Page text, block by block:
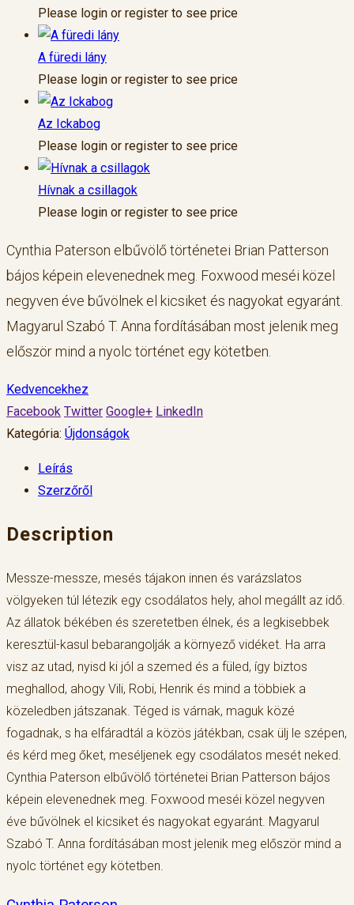
Please login or register to see price
A füredi lány
Please login or register to see price
Az Ickabog
Please login or register to see price
Hívnak a csillagok
Please login or register to see price
Cynthia Paterson elbűvölő történetei Brian Patterson
bájos képein elevenednek meg. Foxwood meséi közel
negyven éve bűvölnek el kicsiket és nagyokat egyaránt.
Magyarul Szabó T. Anna fordításában most jelenik meg
először mind a nyolc történet egy kötetben.
Kedvencekhez
Facebook Twitter Google+ LinkedIn
Kategória: Újdonságok
Leírás
Szerzőről
Description
Messze-messze, mesés tájakon innen és varázslatos
völgyeken túl létezik egy csodálatos hely, ahol megállt az idő.
Az állatok békében és szeretetben élnek, és a legkisebbek
keresztül-kasul bebarangolják a környező vidéket. Ha arra
visz az utad, nyisd ki jól a szemed és a füled, így biztos
meghallod, ahogy Vili, Robi, Henrik és mind a többiek a
közeledben játszanak. Téged is várnak, maguk közé
fogadnak, s ha elfáradtál a közös játékban, csak ülj le szépen,
és kérd meg őket, meséljenek egy csodálatos mesét neked.
Cynthia Paterson elbűvölő történetei Brian Patterson bájos
képein elevenednek meg. Foxwood meséi közel negyven
éve bűvölnek el kicsiket és nagyokat egyaránt. Magyarul
Szabó T. Anna fordításában most jelenik meg először mind a
nyolc történet egy kötetben.